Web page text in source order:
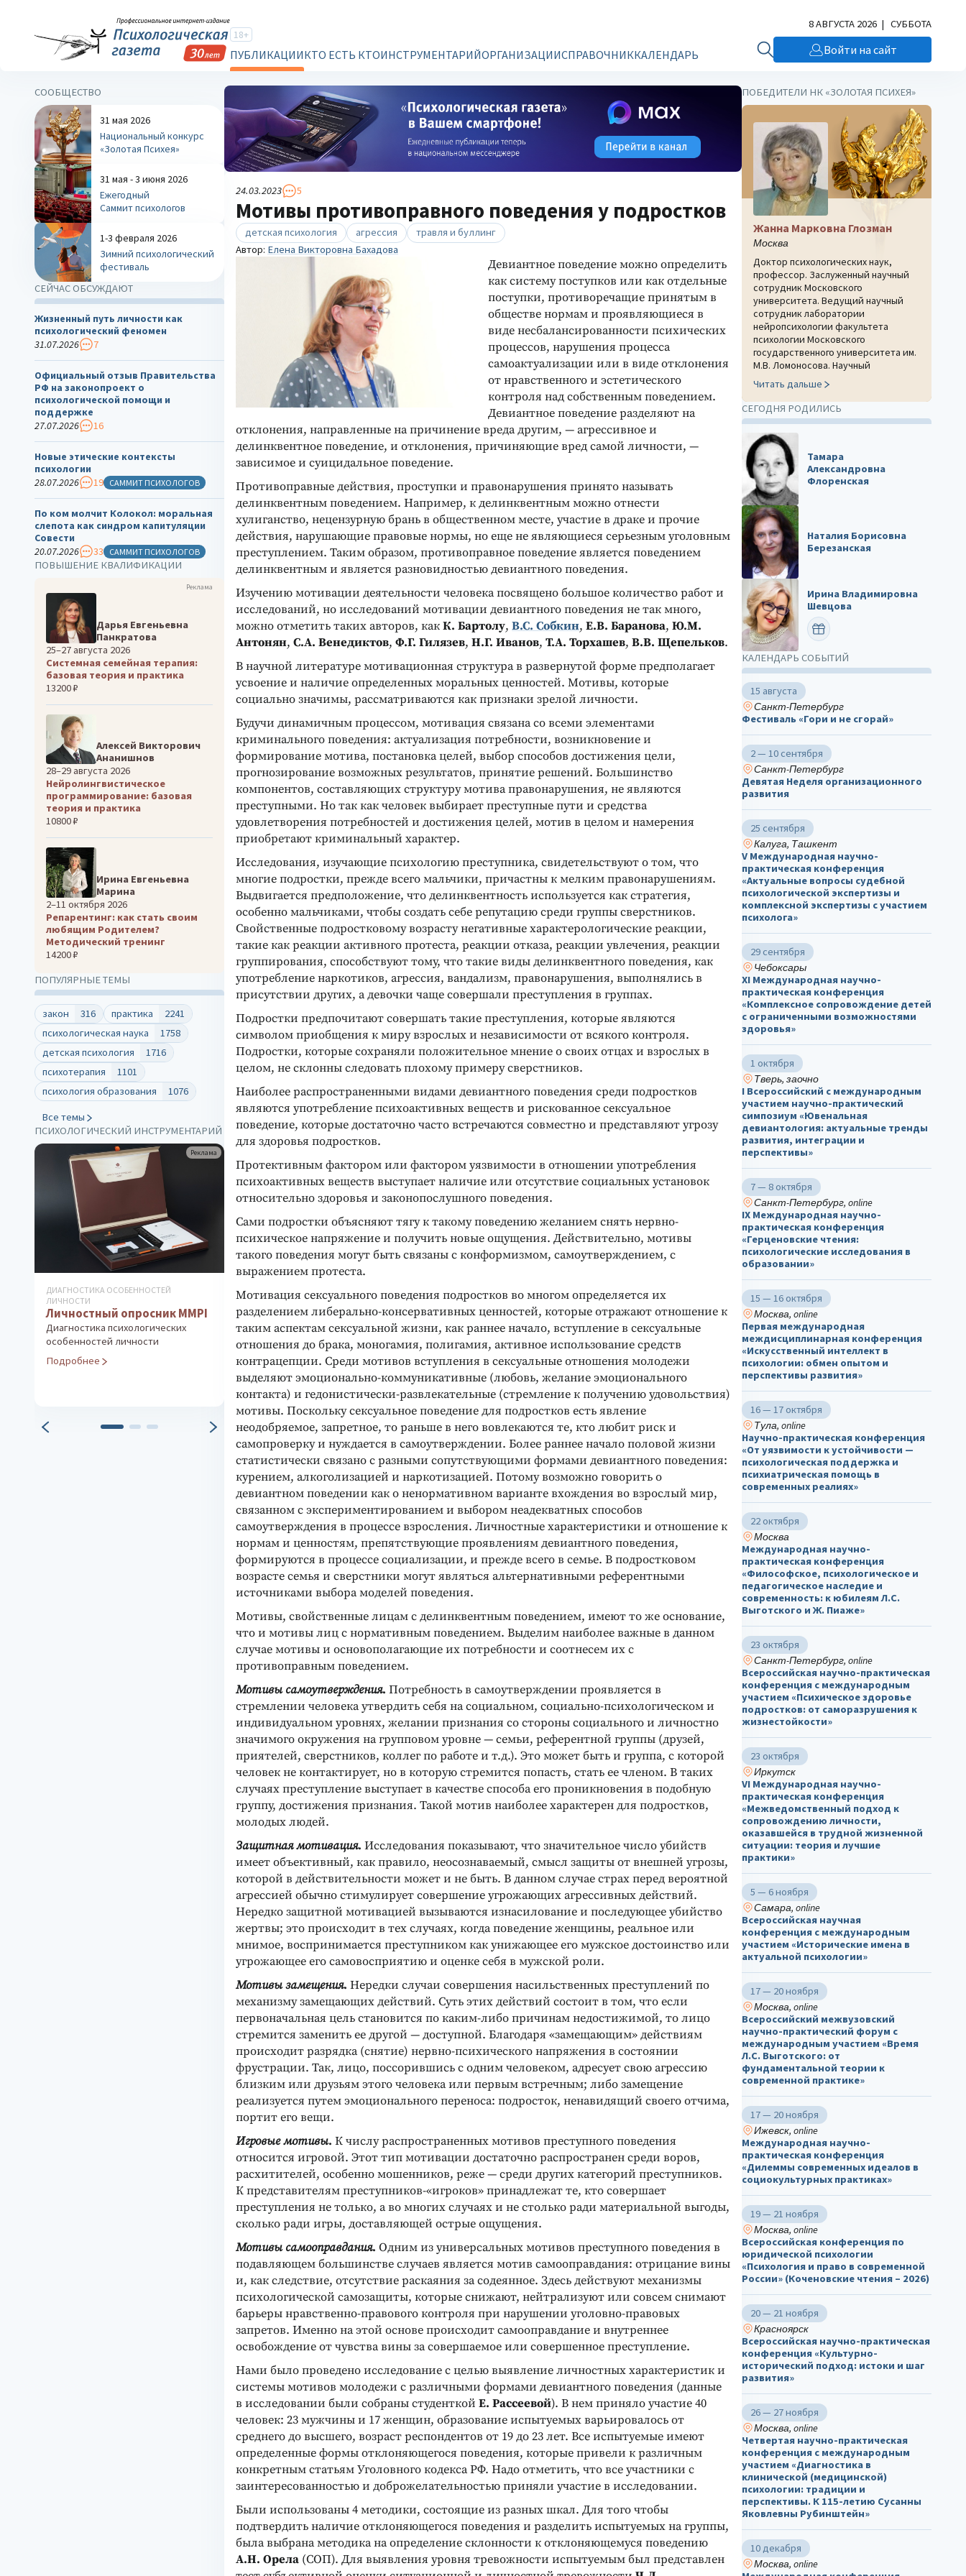
18+
ПУБЛИКАЦИИКТО ЕСТЬ КТОИНСТРУМЕНТАРИЙОРГАНИЗАЦИИСПРАВОЧНИККАЛЕНДАРЬ
8 АВГУСТА 2026 | СУББОТА
Войти на сайт
24.03.2023 5
Мотивы противоправного поведения у подростков
детская психология агрессия
травля и буллинг
Автор: Елена Викторовна Бахадова
Девиантное поведение можно определить
как систему поступков или как отдельные
поступки, противоречащие принятым в
обществе нормам и проявляющиеся в
виде несбалансированности психических
процессов, нарушения процесса
самоактуализации или в виде отклонения
от нравственного и эстетического
контроля над собственным поведением.
Девиантное поведение разделяют на
отклонения, направленные на причинение вреда другим, — агрессивное и
делинквентное поведение, и отклонения, причиняющие вред самой личности, —
зависимое и суицидальное поведение.
Противоправные действия, проступки и правонарушения принято называть
делинквентным поведением. Например, к делинквентным можно отнести
хулиганство, нецензурную брань в общественном месте, участие в драке и прочие
действия, нарушающие правовые нормы, но еще не являющиеся серьезным уголовным
преступлением. Таким образом, противоправное поведение является поведением
делинквентным и является разновидностью девиантного поведения.
Изучению мотивации деятельности человека посвящено большое количество работ и
исследований, но исследований мотивации девиантного поведения не так много,
можно отметить таких авторов, какК. Бартолу, В.С. Собкин, Е.В. Баранова, Ю.М.
Антонян, С.А. Венедиктов, Ф.Г. Гилязев, Н.Г. Иванов, Т.А. Торхашев, В.В. Щепельков.
В научной литературе мотивационная структура в развернутой форме предполагает
усвоение и наличие определенных моральных ценностей. Мотивы, которые
социально значимы, рассматриваются как признаки зрелой личности.
Будучи динамичным процессом, мотивация связана со всеми элементами
криминального поведения: актуализация потребности, возникновение и
формирование мотива, постановка целей, выбор способов достижения цели,
прогнозирование возможных результатов, принятие решений. Большинство
компонентов, составляющих структуру мотива правонарушения, не являются
преступными. Но так как человек выбирает преступные пути и средства
удовлетворения потребностей и достижения целей, мотив в целом и намерения
приобретают криминальный характер.
Исследования, изучающие психологию преступника, свидетельствуют о том, что
многие подростки, прежде всего мальчики, причастны к мелким правонарушениям.
Выдвигается предположение, что делинквентность используется как стратегия,
особенно мальчиками, чтобы создать себе репутацию среди группы сверстников.
Свойственные подростковому возрасту негативные характерологические реакции,
такие как реакции активного протеста, реакции отказа, реакции увлечения, реакции
группирования, способствуют тому, что такие виды делинквентного поведения, как
употребление наркотиков, агрессия, вандализм, правонарушения, выполнялись в
присутствии других, а девочки чаще совершали преступления в группах.
Подростки предпочитают совершать такие преступления, которые являются
символом приобщения к миру взрослых и независимости от всякого контроля.
Подростки, которые сохраняли положительное мнение о своих отцах и взрослых в
целом, не склонны следовать плохому примеру сверстников.
Наиболее распространенными видами девиантного поведения среди подростков
являются употребление психоактивных веществ и рискованное сексуальное
поведение, которые достаточно часто встречаются совместно и представляют угрозу
для здоровья подростков.
Протективным фактором или фактором уязвимости в отношении употребления
психоактивных веществ выступает наличие или отсутствие социальных установок
относительно здоровья и законопослушного поведения.
Сами подростки объясняют тягу к такому поведению желанием снять нервно-
психическое напряжение и получить новые ощущения. Действительно, мотивы
такого поведения могут быть связаны с конформизмом, самоутверждением, с
выражением протеста.
Мотивация сексуального поведения подростков во многом определяется их
разделением либерально-консервативных ценностей, которые отражают отношение к
таким аспектам сексуальной жизни, как раннее начало, вступление в сексуальные
отношения до брака, моногамия, полигамия, активное использование средств
контрацепции. Среди мотивов вступления в сексуальные отношения молодежи
выделяют эмоционально-коммуникативные (любовь, желание эмоционального
контакта) и гедонистически-развлекательные (стремление к получению удовольствия)
мотивы. Поскольку сексуальное поведение для подростков есть явление
неодобряемое, запретное, то раньше в него вовлекаются те, кто любит риск и
самопроверку и нуждается в самоутверждении. Более раннее начало половой жизни
статистически связано с разными сопутствующими формами девиантного поведения:
курением, алкоголизацией и наркотизацией. Потому возможно говорить о
девиантном поведении как о ненормативном варианте вхождения во взрослый мир,
связанном с экспериментированием и выбором неадекватных способов
самоутверждения в процессе взросления. Личностные характеристики и отношение к
нормам и ценностям, препятствующие проявлениям девиантного поведения,
формируются в процессе социализации, и прежде всего в семье. В подростковом
возрасте семья и сверстники могут являться альтернативными референтными
источниками выбора моделей поведения.
Мотивы, свойственные лицам с делинквентным поведением, имеют то же основание,
что и мотивы лиц с нормативным поведением. Выделим наиболее важные в данном
случае мотивы и основополагающие их потребности и соотнесем их с
противоправным поведением.
Мотивы самоутверждения. Потребность в самоутверждении проявляется в
стремлении человека утвердить себя на социальном, социально-психологическом и
индивидуальном уровнях, желании признания со стороны социального и личностно
значимого окружения на групповом уровне — семьи, референтной группы (друзей,
приятелей, сверстников, коллег по работе и т.д.). Это может быть и группа, с которой
человек не контактирует, но в которую стремится попасть, стать ее членом. В таких
случаях преступление выступает в качестве способа его проникновения в подобную
группу, достижения признания. Такой мотив наиболее характерен для подростков,
молодых людей.
Защитная мотивация. Исследования показывают, что значительное число убийств
имеет объективный, как правило, неосознаваемый, смысл защиты от внешней угрозы,
которой в действительности может и не быть. В данном случае страх перед вероятной
агрессией обычно стимулирует совершение угрожающих агрессивных действий.
Нередко защитной мотивацией вызываются изнасилование и последующее убийство
жертвы; это происходит в тех случаях, когда поведение женщины, реальное или
мнимое, воспринимается преступником как унижающее его мужское достоинство или
угрожающее его самовосприятию и оценке себя в мужской роли.
Мотивы замещения. Нередки случаи совершения насильственных преступлений по
механизму замещающих действий. Суть этих действий состоит в том, что если
первоначальная цель становится по каким-либо причинам недостижимой, то лицо
стремится заменить ее другой — доступной. Благодаря «замещающим» действиям
происходит разрядка (снятие) нервно-психического напряжения в состоянии
фрустрации. Так, лицо, поссорившись с одним человеком, адресует свою агрессию
близким или друзьям этого человека или первым встречным; либо замещение
реализуется путем эмоционального переноса: подросток, ненавидящий своего отчима,
портит его вещи.
Игровые мотивы. К числу распространенных мотивов преступного поведения
относится игровой. Этот тип мотивации достаточно распространен среди воров,
расхитителей, особенно мошенников, реже — среди других категорий преступников.
К представителям преступников-«игроков» принадлежат те, кто совершает
преступления не только, а во многих случаях и не столько ради материальной выгоды,
сколько ради игры, доставляющей острые ощущения.
Мотивы самооправдания. Одним из универсальных мотивов преступного поведения в
подавляющем большинстве случаев является мотив самооправдания: отрицание вины
и, как следствие, отсутствие раскаяния за содеянное. Здесь действуют механизмы
психологической самозащиты, которые снижают, нейтрализуют или совсем снимают
барьеры нравственно-правового контроля при нарушении уголовно-правовых
запретов. Именно на этой основе происходит самооправдание и внутреннее
освобождение от чувства вины за совершаемое или совершенное преступление.
Нами было проведено исследование с целью выявление личностных характеристик и
системы мотивов молодежи с различными формами девиантного поведения (данные
в исследовании были собраны студенткой Е. Рассеевой). В нем приняло участие 40
человек: 23 мужчины и 17 женщин, образование испытуемых варьировалось от
среднего до высшего, возраст респондентов от 19 до 23 лет. Все испытуемые имеют
определенные формы отклоняющегося поведения, которые привели к различным
конкретным статьям Уголовного кодекса РФ. Надо отметить, что все участники с
заинтересованностью и доброжелательностью приняли участие в исследовании.
Были использованы 4 методики, состоящие из разных шкал. Для того чтобы
подтвердить наличие отклоняющегося поведения и разделить испытуемых на группы,
была выбрана методика на определение склонности к отклоняющемуся поведению
А.Н. Орела (СОП). Для выявления уровня тревожности испытуемым был представлен
СООБЩЕСТВО
31 мая 2026
Национальный конкурс
«Золотая Психея»
31 мая - 3 июня 2026
Ежегодный
Саммит психологов
1-3 февраля 2026
Зимний психологический
фестиваль
СЕЙЧАС ОБСУЖДАЮТ
Жизненный путь личности как
психологический феномен
31.07.2026
7
Официальный отзыв Правительства
РФ на законопроект о
психологической помощи и
поддержке
27.07.2026
16
Новые этические контексты
психологии
28.07.2026
19 САММИТ ПСИХОЛОГОВ
По ком молчит Колокол: моральная
слепота как синдром капитуляции
Совести
20.07.2026
33 САММИТ ПСИХОЛОГОВ
ПОВЫШЕНИЕ КВАЛИФИКАЦИИ
Реклама
Дарья Евгеньевна
Панкратова
25–27 августа 2026
Системная семейная терапия:
базовая теория и практика
13200 ₽
Алексей Викторович
Ананишнов
28–29 августа 2026
Нейролингвистическое
программирование: базовая
теория и практика
10800 ₽
Ирина Евгеньевна
Марина
2–11 октября 2026
Репарентинг: как стать своим
любящим Родителем?
Методический тренинг
14200 ₽
ПОПУЛЯРНЫЕ ТЕМЫ
закон 316 практика
2241
психологическая наука
1758
детская психология
1716
психотерапия
1101
психология образования
1076
Все темы
ПСИХОЛОГИЧЕСКИЙ ИНСТРУМЕНТАРИЙ
Реклама
ДИАГНОСТИКА ОСОБЕННОСТЕЙ
ЛИЧНОСТИ
Личностный опросник MMPI
Диагностика психологических
особенностей личности
Подробнее
ПРОФОРИЕНТАЦИОННЫЕ СИСТЕМЫ
Методика «Ориентир».
Индивидуальное
тестирование
Экспресс-диагностика
профессиональных склонностей
Подробнее
ОСОБЕННОСТЕЙ ЛИЧНОСТИ
Методика «АКОРД»
Ванновская О.В.
Оценка уровня антикоррупционной
устойчивости
Подробнее
ПОБЕДИТЕЛИ НК «ЗОЛОТАЯ ПСИХЕЯ»
Жанна Марковна Глозман
Москва
Доктор психологических наук,
профессор. Заслуженный научный
сотрудник Московского
университета. Ведущий научный
сотрудник лаборатории
нейропсихологии факультета
психологии Московского
государственного университета им.
М.В. Ломоносова. Научный
Читать дальше
СЕГОДНЯ РОДИЛИСЬ
Тамара
Александровна
Флоренская
Наталия Борисовна
Березанская
Ирина Владимировна
Шевцова
ПОЗДРАВИТЬ
КАЛЕНДАРЬ СОБЫТИЙ
15 августа
Санкт-Петербург
Фестиваль «Гори и не сгорай»
2 — 10 сентября
Санкт-Петербург
Девятая Неделя организационного
развития
25 сентября
Калуга, Ташкент
V Международная научно-
практическая конференция
«Актуальные вопросы судебной
психологической экспертизы и
комплексной экспертизы с участием
психолога»
29 сентября
Чебоксары
ХΙ Международная научно-
практическая конференция
«Комплексное сопровождение детей
с ограниченными возможностями
здоровья»
1 октября
Тверь, заочно
I Всероссийский с международным
участием научно-практический
симпозиум «Ювенальная
девиантология: актуальные тренды
развития, интеграции и
перспективы»
7 — 8 октября
Санкт-Петербург, online
IX Международная научно-
практическая конференция
«Герценовские чтения:
психологические исследования в
образовании»
15 — 16 октября
Москва, online
Первая международная
междисциплинарная конференция
«Искусственный интеллект в
психологии: обмен опытом и
перспективы развития»
16 — 17 октября
Тула, online
Научно-практическая конференция
«От уязвимости к устойчивости —
психологическая поддержка и
психиатрическая помощь в
современных реалиях»
22 октября
Москва
Международная научно-
практическая конференция
«Философское, психологическое и
педагогическое наследие и
современность: к юбилеям Л.С.
Выготского и Ж. Пиаже»
23 октября
Санкт-Петербург, online
Всероссийская научно-практическая
конференция с международным
участием «Психическое здоровье
подростков: от саморазрушения к
жизнестойкости»
23 октября
Иркутск
VI Международная научно-
практическая конференция
«Межведомственный подход к
сопровождению личности,
оказавшейся в трудной жизненной
ситуации: теория и лучшие
практики»
5 — 6 ноября
Самара, online
Всероссийская научная
конференция с международным
участием «Исторические имена в
актуальной психологии»
17 — 20 ноября
Москва, online
Всероссийский межвузовский
научно-практический форум с
международным участием «Время
Л.С. Выготского: от
фундаментальной теории к
современной практике»
17 — 20 ноября
Ижевск, online
Международная научно-
практическая конференция
«Дилеммы современных идеалов в
социокультурных практиках»
19 — 21 ноября
Москва, online
Всероссийская конференция по
юридической психологии
«Психология и право в современной
России» (Коченовские чтения – 2026)
20 — 21 ноября
Красноярск
Всероссийская научно-практическая
конференция «Культурно-
исторический подход: истоки и шаг
развития»
26 — 27 ноября
Москва, online
Четвертая научно-практическая
конференция с международным
участием «Диагностика в
клинической (медицинской)
психологии: традиции и
перспективы. К 115-летию Сусанны
Яковлевны Рубинштейн»
10 декабря
Москва, online